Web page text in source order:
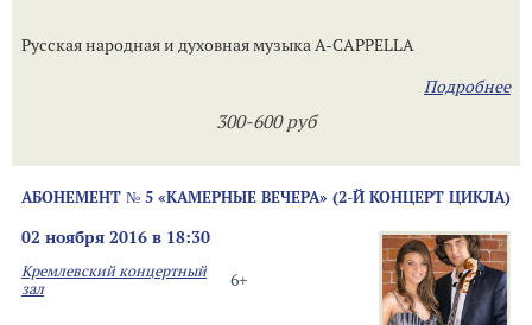
Русская народная и духовная музыка A-CAPPELLA
Подробнее
300-600 руб
АБОНЕМЕНТ № 5 «КАМЕРНЫЕ ВЕЧЕРА» (2-Й КОНЦЕРТ ЦИКЛА)
02 ноября 2016 в 18:30
6+
Кремлевский концертный
зал